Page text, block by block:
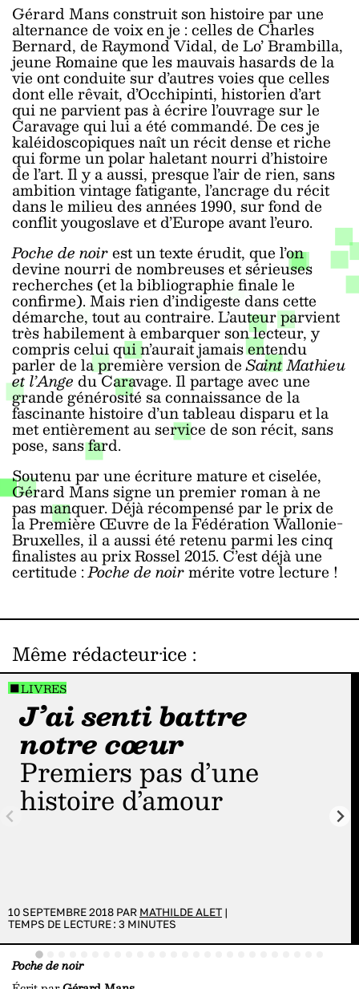
Gérard Mans construit son histoire par une
alternance de voix en je : celles de Charles
Bernard, de Raymond Vidal, de Lo’ Brambilla,
jeune Romaine que les mauvais hasards de la
vie ont conduite sur d’autres voies que celles
dont elle rêvait, d’Occhipinti, historien d’art
qui ne parvient pas à écrire l’ouvrage sur le
Caravage qui lui a été commandé. De ces je
kaléidoscopiques naît un récit dense et riche
qui forme un polar haletant nourri d’histoire
de l’art. Il y a aussi, presque l’air de rien, sans
ambition vintage fatigante, l’ancrage du récit
dans le milieu des années 1990, sur fond de
conflit yougoslave et d’Europe avant l’euro.
Poche de noirest un texte érudit, que l’on
devine nourri de nombreuses et sérieuses
recherches (et la bibliographie finale le
confirme). Mais rien d’indigeste dans cette
démarche, tout au contraire. L’auteur parvient
très habilement à embarquer son lecteur, y
compris celui qui n’aurait jamais entendu
parler de la première version deSaint Mathieu
et l’Ange du Caravage. Il partage avec une
grande générosité sa connaissance de la
fascinante histoire d’un tableau disparu et la
met entièrement au service de son récit, sans
pose, sans fard.
Soutenu par une écriture mature et ciselée,
Gérard Mans signe un premier roman à ne
pas manquer. Déjà récompensé par le prix de
la Première Œuvre de la Fédération Wallonie-
Bruxelles, il a aussi été retenu parmi les cinq
finalistes au prix Rossel 2015. C’est déjà une
certitude :Poche de noirmérite votre lecture !
Même rédacteur·ice :
LIVRES
J’ai senti battre
notre cœur
Premiers pas d’une
histoire d’amour
10 SEPTEMBRE 2018 PAR MATHILDE ALET |
TEMPS DE LECTURE : 3 MINUTES
Poche de noir